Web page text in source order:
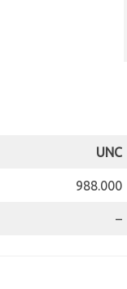
UNC
988.000
–